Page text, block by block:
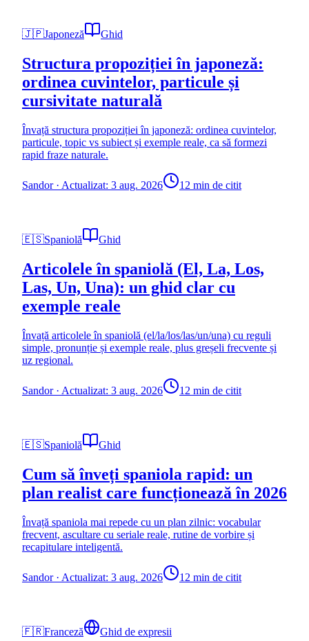
🇯🇵Japoneză Ghid
Structura propoziției în japoneză:
ordinea cuvintelor, particule și
cursivitate naturală
Învață structura propoziției în japoneză: ordinea cuvintelor,
particule, topic vs subiect și exemple reale, ca să formezi
rapid fraze naturale.
Sandor· Actualizat: 3 aug. 2026 12 min de citit
🇪🇸Spaniolă Ghid
Articolele în spaniolă (El, La, Los,
Las, Un, Una): un ghid clar cu
exemple reale
Învață articolele în spaniolă (el/la/los/las/un/una) cu reguli
simple, pronunție și exemple reale, plus greșeli frecvente și
uz regional.
Sandor· Actualizat: 3 aug. 2026 12 min de citit
🇪🇸Spaniolă Ghid
Cum să înveți spaniola rapid: un
plan realist care funcționează în 2026
Învață spaniola mai repede cu un plan zilnic: vocabular
frecvent, ascultare cu seriale reale, rutine de vorbire și
recapitulare inteligentă.
Sandor· Actualizat: 3 aug. 2026 12 min de citit
🇫🇷Franceză Ghid de expresii